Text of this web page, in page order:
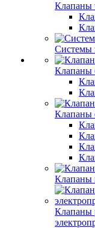
Клапаны
Системы
Клапаны
Клапаны
Клапаны
Клапаны